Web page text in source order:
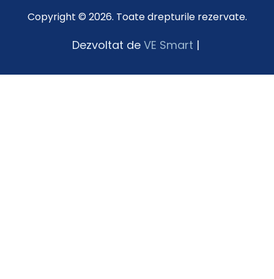
Copyright © 2026. Toate drepturile rezervate.
Dezvoltat de VE Smart |